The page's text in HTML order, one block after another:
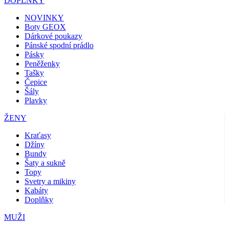
NOVINKY
Boty GEOX
Dárkové poukazy
Pánské spodní prádlo
Pásky
Peněženky
Tašky
Čepice
Šály
Plavky
ŽENY
Kraťasy
Džíny
Bundy
Šaty a sukně
Topy
Svetry a mikiny
Kabáty
Doplňky
MUŽI